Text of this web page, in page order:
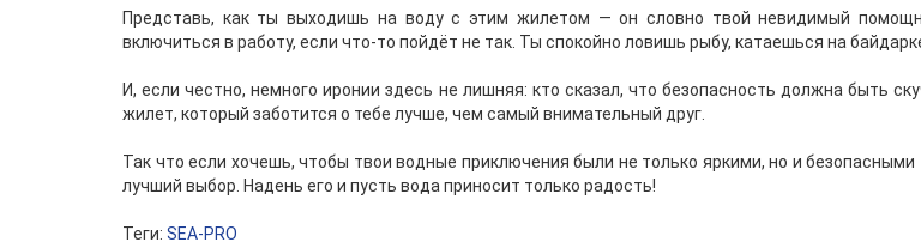
Представь, как ты выходишь на воду с этим жилетом — он словно твой невидимый
включиться в работу, если что-то пойдёт не так. Ты спокойно ловишь рыбу, катаешься на
И, если честно, немного иронии здесь не лишняя: кто сказал, что безопасность должна быть
жилет, который заботится о тебе лучше, чем самый внимательный друг.
Так что если хочешь, чтобы твои водные приключения были не только яркими, но и
лучший выбор. Надень его и пусть вода приносит только радость!
Теги: SEA-PRO